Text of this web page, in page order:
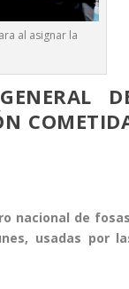
al asignar la
nacional de
usadas por